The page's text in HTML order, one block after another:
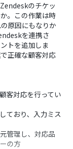
のチケッ
。この作業は時
原因にもなりか
を連携さ
トを追加しま
正確な顧客対応
客対応を行ってい
ており、入力ミス
管理し、対応品
の方